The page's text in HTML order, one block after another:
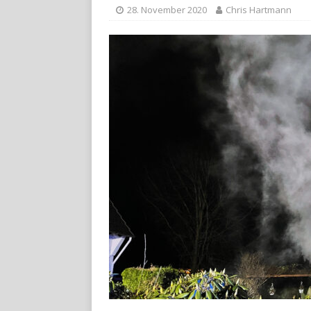
28. November 2020 Chris Hartmann